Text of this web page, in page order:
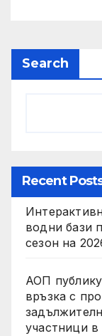
Search
Recent
водни бази
сезон на
АОП
връзка с
участници